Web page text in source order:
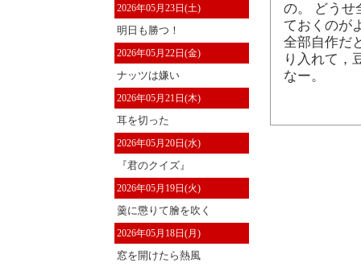
2026年05月23日(土)
明日も勝つ！
2026年05月22日(金)
ナッツは嫌い
2026年05月21日(木)
耳を切った
2026年05月20日(水)
『君のクイズ』
2026年05月19日(火)
羹に懲りて膾を吹く
2026年05月18日(月)
窓を開けたら熱風
の。 どうせ
ておくのが
全部自作だ
り入れて，
なー。